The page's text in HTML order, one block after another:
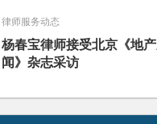
律师服务动态
杨春宝律师接受北京《地
闻》杂志采访